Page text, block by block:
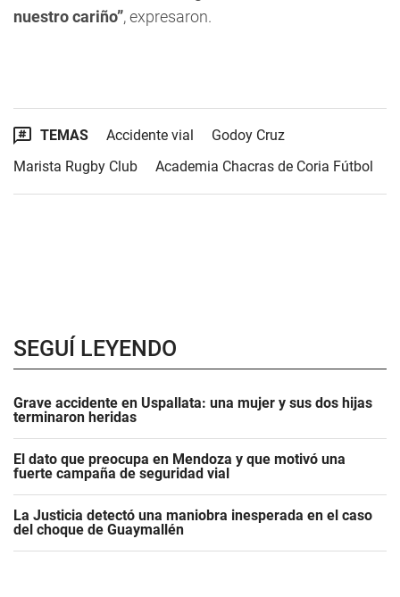
nuestro cariño”, expresaron.
TEMAS Accidente vial
Godoy Cruz
Marista Rugby Club
Academia Chacras de Coria Fútbol
SEGUÍ LEYENDO
Grave accidente en Uspallata: una mujer y sus dos hijas
terminaron heridas
El dato que preocupa en Mendoza y que motivó una
fuerte campaña de seguridad vial
La Justicia detectó una maniobra inesperada en el caso
del choque de Guaymallén